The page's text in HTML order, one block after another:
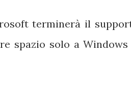
terminerà il
spazio solo a Windows